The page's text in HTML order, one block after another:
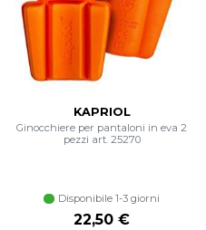
KAPRIOL
Ginocchiere per pantaloni in eva 2
pezzi art. 25270
Disponibile 1-3 giorni
22,50 €